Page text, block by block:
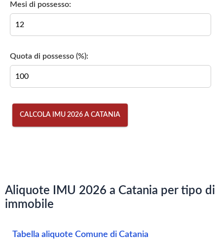
Mesi di possesso:
Quota di possesso (%):
CALCOLA IMU 2026 A CATANIA
Aliquote IMU 2026 a Catania per tipo di
immobile
Tabella aliquote Comune di Catania